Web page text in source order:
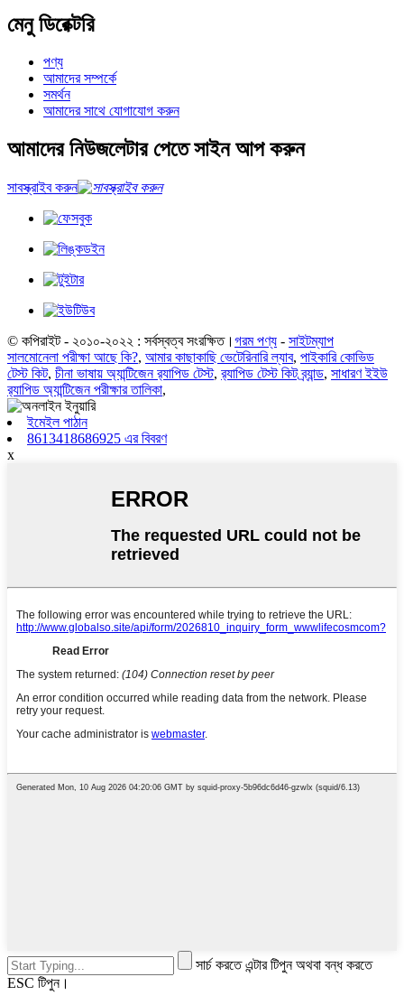
মেনু ডিরেক্টরি
পণ্য
আমাদের সম্পর্কে
সমর্থন
আমাদের সাথে যোগাযোগ করুন
আমাদের নিউজলেটার পেতে সাইন আপ করুন
সাবস্ক্রাইব করুন
© কপিরাইট - ২০১০-২০২২ : সর্বস্বত্ব সংরক্ষিত। গরম পণ্য - সাইটম্যাপ
সালমোনেলা পরীক্ষা আছে কি?, আমার কাছাকাছি ভেটেরিনারি ল্যাব, পাইকারি কোভিড
টেস্ট কিট, চীনা ভাষায় অ্যান্টিজেন র‍্যাপিড টেস্ট, র‍্যাপিড টেস্ট কিট ব্র্যান্ড, সাধারণ ইইউ
র‍্যাপিড অ্যান্টিজেন পরীক্ষার তালিকা,
ইমেইল পাঠান
8613418686925 এর বিবরণ
x
সার্চ করতে এন্টার টিপুন অথবা বন্ধ করতে
ESC টিপুন।